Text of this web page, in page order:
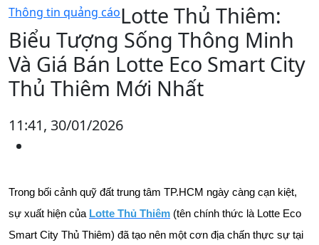
Thông tin quảng cáoLotte Thủ Thiêm:
Biểu Tượng Sống Thông Minh
Và Giá Bán Lotte Eco Smart City
Thủ Thiêm Mới Nhất
11:41, 30/01/2026
Trong bối cảnh quỹ đất trung tâm TP.HCM ngày càng cạn kiệt,
sự xuất hiện của Lotte Thủ Thiêm (tên chính thức là Lotte Eco
Smart City Thủ Thiêm) đã tạo nên một cơn địa chấn thực sự tại